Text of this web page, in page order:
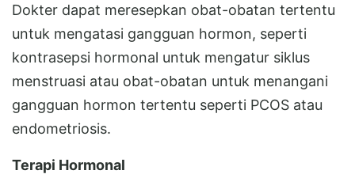
Dokter dapat meresepkan obat-obatan tertentu
untuk mengatasi gangguan hormon, seperti
kontrasepsi hormonal untuk mengatur siklus
menstruasi atau obat-obatan untuk menangani
gangguan hormon tertentu seperti PCOS atau
endometriosis.
Terapi Hormonal